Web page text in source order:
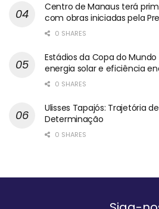
Centro de Manaus terá
com obras iniciadas pela
0 SHARES
Estádios da Copa do
energia solar e eficiência
0 SHARES
Ulisses Tapajós: Trajetória
Determinação
0 SHARES